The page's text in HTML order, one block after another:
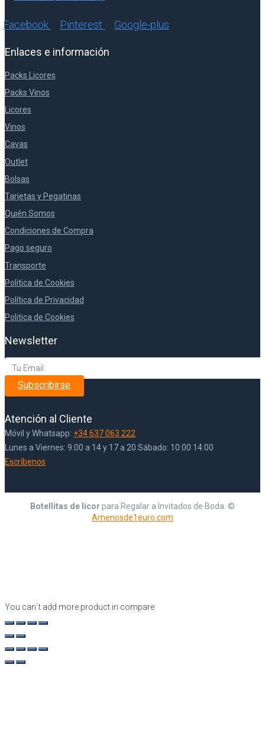
Facebook Pinterest Google-plus
Enlaces e información
Packs Licores
Packs Vinos
Licores
Vinos
Cavas
Outlet
Bolsas
Tarjetas y Pegatinas
Quién Somos
Condiciones de Compra
Pago seguro
Transporte
Politica de Cookies
Política de Privacidad
Politica de Cookies
Newsletter
Subscribirse
Atención al Cliente
Móvil y Whatsapp: +34 637 063 222
Lunes a Viernes: 9:00 a 14 y 17 a 20 Sábado: 10:00 14:00
Escríbenos
Botellitas de licor para Regalar a Invitados de Boda. ©
Amenosde1euro.com
You can`t add more product in compare